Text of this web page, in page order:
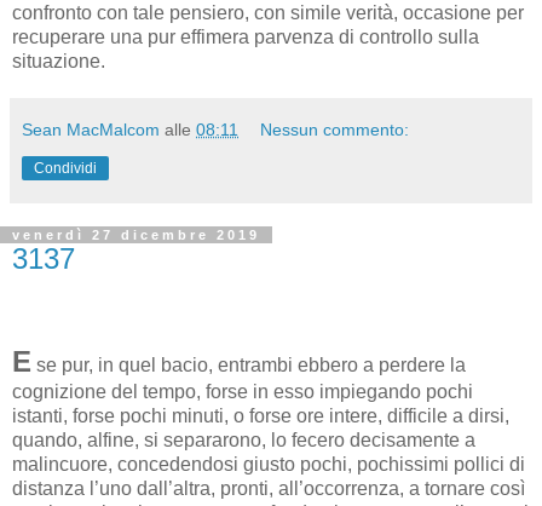
confronto con tale pensiero, con simile verità, occasione per
recuperare una pur effimera parvenza di controllo sulla
situazione.
Sean MacMalcom alle 08:11 Nessun commento:
Condividi
venerdì 27 dicembre 2019
3137
E se pur, in quel bacio, entrambi ebbero a perdere la
cognizione del tempo, forse in esso impiegando pochi
istanti, forse pochi minuti, o forse ore intere, difficile a dirsi,
quando, alfine, si separarono, lo fecero decisamente a
malincuore, concedendosi giusto pochi, pochissimi pollici di
distanza l’uno dall’altra, pronti, all’occorrenza, a tornare così